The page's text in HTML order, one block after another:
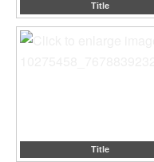
Title
Title